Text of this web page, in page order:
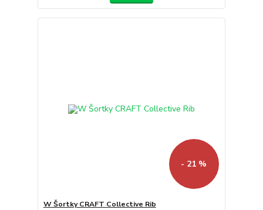
- 21 %
W Šortky CRAFT Collective Rib